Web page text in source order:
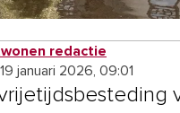
redactie
19 januari 2026, 09:01